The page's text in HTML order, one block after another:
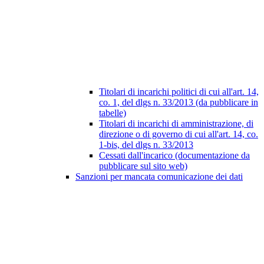
Titolari di incarichi politici di cui all'art. 14,
co. 1, del dlgs n. 33/2013 (da pubblicare in
tabelle)
Titolari di incarichi di amministrazione, di
direzione o di governo di cui all'art. 14, co.
1-bis, del dlgs n. 33/2013
Cessati dall'incarico (documentazione da
pubblicare sul sito web)
Sanzioni per mancata comunicazione dei dati